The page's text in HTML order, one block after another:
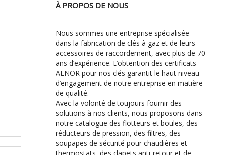
À PROPOS DE NOUS
Nous sommes une entreprise spécialisée
dans la fabrication de clés à gaz et de leurs
accessoires de raccordement, avec plus de 70
ans d’expérience. L’obtention des certificats
AENOR pour nos clés garantit le haut niveau
d’engagement de notre entreprise en matière
de qualité.
Avec la volonté de toujours fournir des
solutions à nos clients, nous proposons dans
notre catalogue des flotteurs et boules, des
réducteurs de pression, des filtres, des
soupapes de sécurité pour chaudières et
thermostats, des clapets anti-retour et de